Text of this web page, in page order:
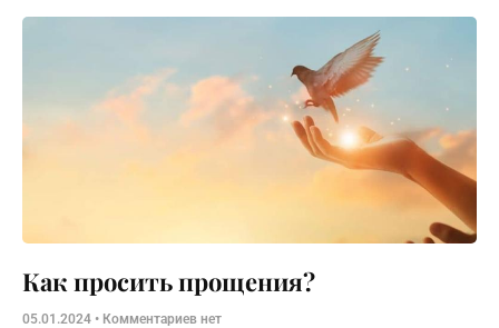
Как просить прощения?
05.01.2024 Комментариев нет